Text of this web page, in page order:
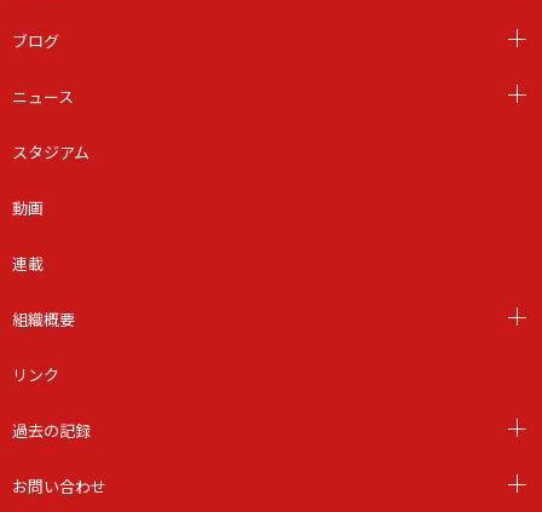
ブログ
ニュース
スタジアム
動画
連載
組織概要
リンク
過去の記録
お問い合わせ